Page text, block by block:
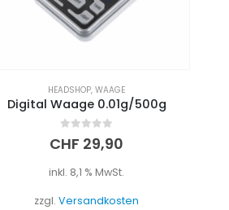
HEADSHOP, WAAGE
Digital Waage 0.01g/500g
out of 5
CHF 29,90
inkl. 8,1 % MwSt.
zzgl. Versandkosten